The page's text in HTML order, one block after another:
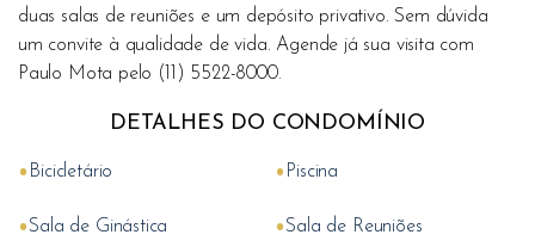
duas salas de reuniões e um depósito privativo. Sem dúvida
um convite à qualidade de vida. Agende já sua visita com
Paulo Mota pelo (11) 5522-8000.
DETALHES DO CONDOMÍNIO
• Bicicletário • Piscina
•Sala de Ginástica •Sala de Reuniões